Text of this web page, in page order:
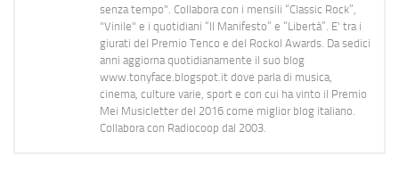
senza tempo". Collabora con i mensili “Classic Rock”,
"Vinile" e i quotidiani “Il Manifesto” e “Libertà”. E' tra i
giurati del Premio Tenco e del Rockol Awards. Da sedici
anni aggiorna quotidianamente il suo blog
www.tonyface.blogspot.it dove parla di musica,
cinema, culture varie, sport e con cui ha vinto il Premio
Mei Musicletter del 2016 come miglior blog italiano.
Collabora con Radiocoop dal 2003.